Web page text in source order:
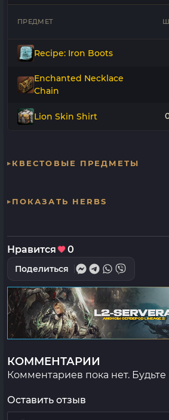
ПРЕДМЕТ
Recipe: Iron Boots
Enchanted Necklace
Chain
Lion Skin Shirt
КВЕСТОВЫЕ ПРЕДМЕТЫ
ПОКАЗАТЬ HERBS
Нравится 0
Поделиться
КОММЕНТАРИИ
Комментариев пока нет.
Оставить отзыв